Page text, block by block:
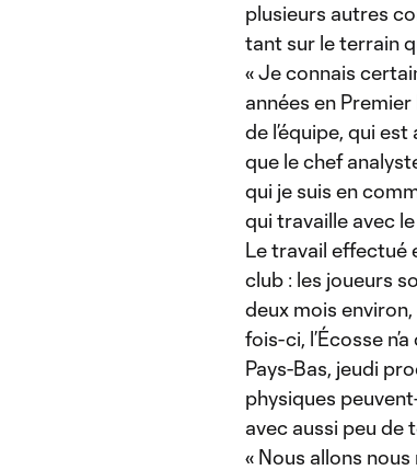
plusieurs autres
tant sur le terrain
« Je connais
années en
de l’équipe, qui
que le chef
qui je suis en
qui travaille avec
Le travail effectué
club : les joueurs
deux mois
fois-ci, l’Écosse
Pays-Bas, jeudi
physiques
avec aussi peu de
« Nous allons